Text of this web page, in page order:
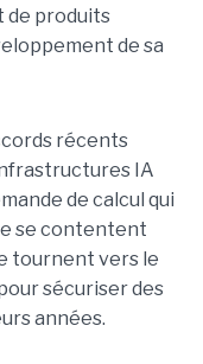
de produits
de sa
récents
IA
de calcul qui
se contentent
tournent vers le
sécuriser des
années.